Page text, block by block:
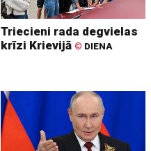
Triecieni rada degvielas
krīzi Krievijā © DIENA